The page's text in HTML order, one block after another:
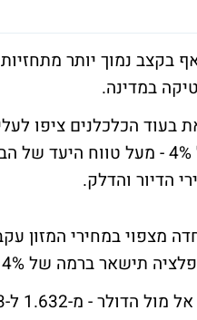
בקצב נמוך יותר
במדינה.
הדיור והדלק.
מצפוי במחירי המזון
ברמה של 4% השנה.